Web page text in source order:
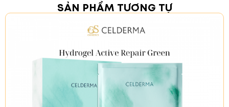
Chiết Xuất Mật Ong: Mật ong dưỡng ẩm sâu,
: Giảm nếp nhăn và cải thiện dấu
hiệu lão hóa, mang lại làn da săn chắc.
Peptide: Tăng cường độ đàn hồi, làm giảm sự
xuất hiện của nếp nhăn.
Natri Hyaluronate : Cung cấp độ ẩm và giúp
da luôn tươi sáng, mịn màng.
SẢN PHẨM TƯƠNG TỰ